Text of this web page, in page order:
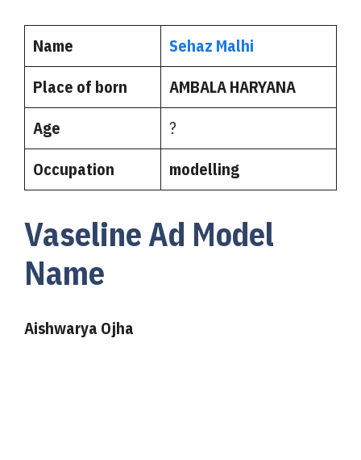
Name
Sehaz Malhi
Place of born
AMBALA HARYANA
Age
?
Occupation
modelling
Vaseline Ad Model
Name
Aishwarya Ojha